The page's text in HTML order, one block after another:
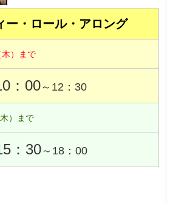
ー・ロール・アロング
木）まで
：00～12：30
木）まで
：30～18：00